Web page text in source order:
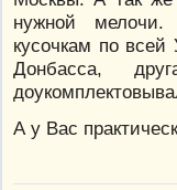
нужной
кусочкам по
Донбасса,
А у Вас